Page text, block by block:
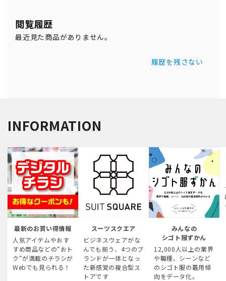
閲覧履歴
最近見た商品がありません。
履歴を残さない
INFORMATION
最新のお買い得情報
人気アイテムやおす
すめ商品などの“おト
ク“が満載のチラシが
Webでも見られる！
スーツスクエア
ビジネスウェアがな
んでも揃う、4つのブ
ランドが一体となっ
た新感覚の複合型ス
トアです
みんなの
シゴト服ずかん
12,000人以上の業界
や職種、シーンなど
のシゴト服の着用傾
向をデータ化。